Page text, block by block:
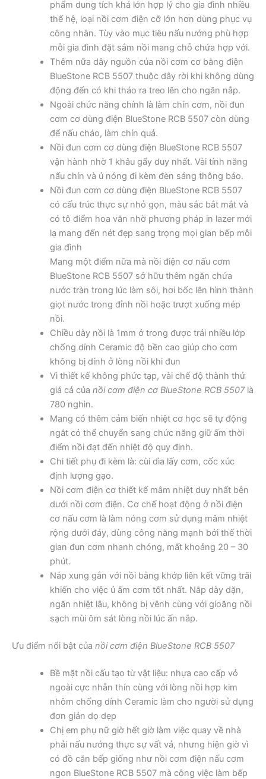
phẩm dung tích khá lớn hợp lý cho gia đình nhiều
thế hệ, loại nồi cơm điện cỡ lớn hơn dùng phục vụ
công nhân. Tùy vào mục tiêu nấu nướng phù hợp
mỗi gia đình đặt sắm nồi mang chỗ chứa hợp với.
Thêm nữa dây nguồn của nồi cơm cơ bằng điện
BlueStone RCB 5507 thuộc dây rời khi không dùng
động đến có khi tháo ra treo lên cho ngăn nắp.
Ngoài chức năng chính là làm chín cơm, nồi đun
cơm cơ dùng điện BlueStone RCB 5507 còn dùng
để nấu cháo, làm chín quả.
Nồi đun cơm cơ dùng điện BlueStone RCB 5507
vận hành nhờ 1 khâu gẩy duy nhất. Vài tính năng
nấu chín và ủ nóng đi kèm đèn sáng thông báo.
Nồi đun cơm cơ dùng điện BlueStone RCB 5507
có cấu trúc thực sự nhỏ gọn, màu sắc bắt mắt và
có tô điểm hoa văn nhờ phương pháp in lazer mới
lạ mang đến nét đẹp sang trọng mọi gian bếp mỗi
gia đình
Mang một điểm nữa mà nồi điện cơ nấu cơm
BlueStone RCB 5507 sở hữu thêm ngăn chứa
nước tràn trong lúc làm sôi, hơi bốc lên hình thành
giọt nước trong đỉnh nồi hoặc trượt xuống mép
nồi.
Chiều dày nồi là 1mm ở trong được trải nhiều lớp
chống dính Ceramic độ bền cao giúp cho cơm
không bị dính ở lòng nồi khi đun
Vì thiết kế không phức tạp, vài chế độ thành thử
giá cả của nồi cơm điện cơ BlueStone RCB 5507là
780 nghìn.
Mang có thêm cảm biến nhiệt cơ học sẽ tự động
ngắt có thể chuyển sang chức năng giữ ấm thời
điểm nồi đạt đến nhiệt độ quy định.
Chi tiết phụ đi kèm là: cùi dìa lấy cơm, cốc xúc
định lượng gạo.
Nồi cơm điện cơ thiết kế mâm nhiệt duy nhất bên
dưới nồi cơm điện. Cơ chế hoạt động ở nồi điện
cơ nấu cơm là làm nóng cơm sử dụng mâm nhiệt
rộng dưới đáy, dùng công năng mạnh bởi thế thời
gian đun cơm nhanh chóng, mất khoảng 20 – 30
phút.
Nắp xung gắn với nồi bằng khớp liên kết vững trãi
khiến cho việc ủ ấm cơm tốt nhất. Nắp dày dặn,
ngăn nhiệt lâu, không bị vênh cùng với gioăng nồi
sạch mùi ôm sát lòng nồi lúc ấn nắp.
Ưu điểm nổi bật của nồi cơm điện BlueStone RCB 5507
Bề mặt nồi cấu tạo từ vật liệu: nhựa cao cấp vỏ
ngoài cực nhẵn thín cùng với lòng nồi hợp kim
nhôm chống dính Ceramic làm cho người sử dụng
đơn giản dọ dẹp
Chị em phụ nữ giờ hết giờ làm việc quay về nhà
phải nấu nướng thực sự vất vả, nhưng hiện giờ vì
có đồ căn bếp giống như nồi cơm điện nấu cơm
ngon BlueStone RCB 5507 mà công việc làm bếp